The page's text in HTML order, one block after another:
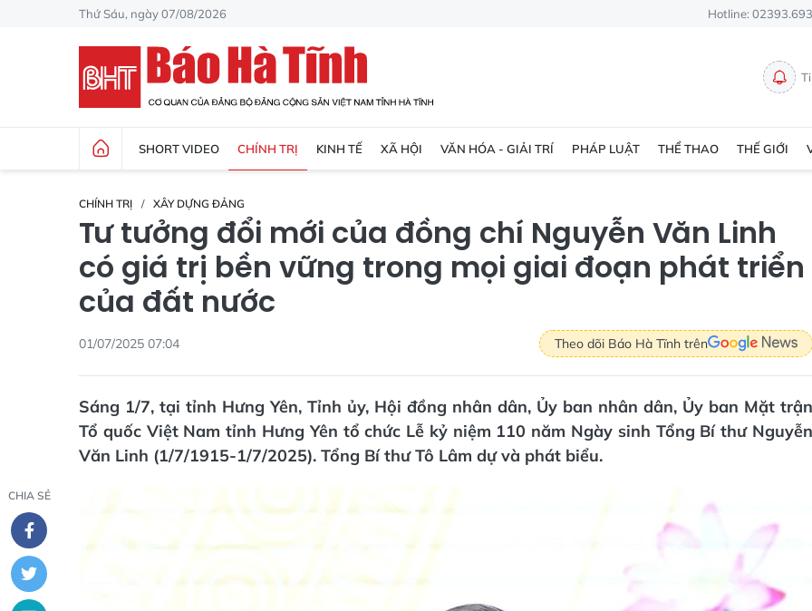
Thứ Sáu, ngày 07/08/2026 Hotline:
SHORT VIDEO CHÍNH TRỊ KINH TẾ XÃ HỘI VĂN HÓA - GIẢI TRÍ PHÁP LUẬT THỂ THAO THẾ GIỚI
CHÍNH TRỊ XÂY DỰNG ĐẢNG
Tư tưởng đổi mới của đồng chí Nguyễn Văn Linh
có giá trị bền vững trong mọi giai đoạn phát triển
của đất nước
01/07/2025 07:04 Theo dõi Báo Hà Tĩnh trên
Sáng 1/7, tại tỉnh Hưng Yên, Tỉnh ủy, Hội đồng nhân dân, Ủy ban nhân dân, Ủy ban Mặt trận
Tổ quốc Việt Nam tỉnh Hưng Yên tổ chức Lễ kỷ niệm 110 năm Ngày sinh Tổng Bí thư Nguyễn
Văn Linh (1/7/1915-1/7/2025). Tổng Bí thư Tô Lâm dự và phát biểu.
CHIA SẺ